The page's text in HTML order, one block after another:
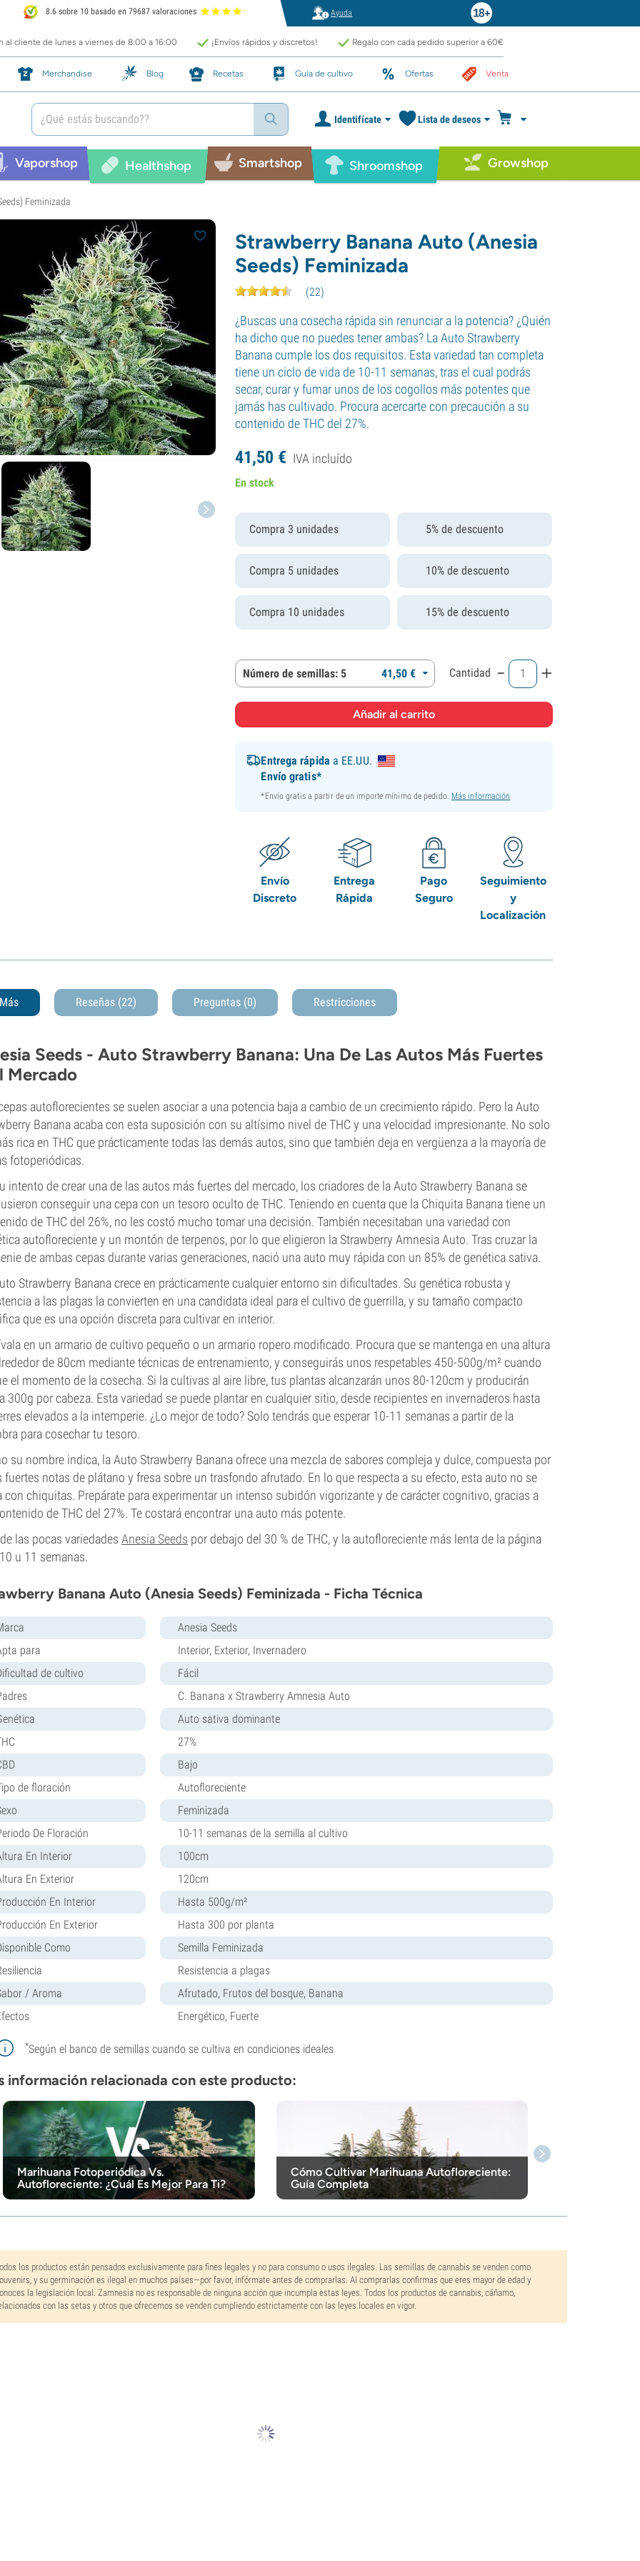
8.6 sobre 10 basado en 79687 valoraciones Ayuda
al cliente de lunes a viernes de 8:00 a 16:00 ¡Envíos rápidos y discretos! Regalo con cada pedido superior a 60€
Merchandise Blog Recetas Guía de cultivo Ofertas Venta
Identifícate Lista de deseos
Vaporshop Healthshop Smartshop Shroomshop Growshop
Feminizada
Strawberry Banana Auto (Anesia
Seeds) Feminizada
(22)
¿Buscas una cosecha rápida sin renunciar a la potencia? ¿Quién
ha dicho que no puedes tener ambas? La Auto Strawberry
Banana cumple los dos requisitos. Esta variedad tan completa
tiene un ciclo de vida de 10-11 semanas, tras el cual podrás
secar, curar y fumar unos de los cogollos más potentes que
jamás has cultivado. Procura acercarte con precaución a su
contenido de THC del 27%.
41,50 € IVA incluído
En stock
Compra 3 unidades 5% de descuento
Compra 5 unidades 10% de descuento
Compra 10 unidades 15% de descuento
Número de semillas: 5 41,50 € Cantidad - +
Entrega rápida a EE.UU.
Envío gratis*
*Envío gratis a partir de un importe mínimo de pedido. Más información
Envío
Discreto
Entrega
Rápida
Pago
Seguro
Seguimiento
y
Localización
Más Reseñas (22) Preguntas (0) Restricciones
Seeds - Auto Strawberry Banana: Una De Las Autos Más Fuertes
Mercado
autoflorecientes se suelen asociar a una potencia baja a cambio de un crecimiento rápido. Pero la Auto
Banana acaba con esta suposición con su altísimo nivel de THC y una velocidad impresionante. No solo
rica en THC que prácticamente todas las demás autos, sino que también deja en vergüenza a la mayoría de
fotoperiódicas.
intento de crear una de las autos más fuertes del mercado, los criadores de la Auto Strawberry Banana se
conseguir una cepa con un tesoro oculto de THC. Teniendo en cuenta que la Chiquita Banana tiene un
de THC del 26%, no les costó mucho tomar una decisión. También necesitaban una variedad con
autofloreciente y un montón de terpenos, por lo que eligieron la Strawberry Amnesia Auto. Tras cruzar la
de ambas cepas durante varias generaciones, nació una auto muy rápida con un 85% de genética sativa.
Strawberry Banana crece en prácticamente cualquier entorno sin dificultades. Su genética robusta y
a las plagas la convierten en una candidata ideal para el cultivo de guerrilla, y su tamaño compacto
que es una opción discreta para cultivar en interior.
en un armario de cultivo pequeño o un armario ropero modificado. Procura que se mantenga en una altura
de 80cm mediante técnicas de entrenamiento, y conseguirás unos respetables 450-500g/m² cuando
el momento de la cosecha. Si la cultivas al aire libre, tus plantas alcanzarán unos 80-120cm y producirán
300g por cabeza. Esta variedad se puede plantar en cualquier sitio, desde recipientes en invernaderos hasta
elevados a la intemperie. ¿Lo mejor de todo? Solo tendrás que esperar 10-11 semanas a partir de la
para cosechar tu tesoro.
su nombre indica, la Auto Strawberry Banana ofrece una mezcla de sabores compleja y dulce, compuesta por
fuertes notas de plátano y fresa sobre un trasfondo afrutado. En lo que respecta a su efecto, esta auto no se
con chiquitas. Prepárate para experimentar un intenso subidón vigorizante y de carácter cognitivo, gracias a
de THC del 27%. Te costará encontrar una auto más potente.
las pocas variedades Anesia Seeds por debajo del 30 % de THC, y la autofloreciente más lenta de la página
u 11 semanas.
Banana Auto (Anesia Seeds) Feminizada - Ficha Técnica
Anesia Seeds
para
Interior, Exterior, Invernadero
de cultivo
Fácil
C. Banana x Strawberry Amnesia Auto
Auto sativa dominante
27%
Bajo
de floración
Autofloreciente
Feminizada
De Floración
10-11 semanas de la semilla al cultivo
En Interior
100cm
En Exterior
120cm
En Interior
Hasta 500g/m²
En Exterior
Hasta 300 por planta
Como
Semilla Feminizada
Resistencia a plagas
/ Aroma
Afrutado, Frutos del bosque, Banana
Energético, Fuerte
*Según el banco de semillas cuando se cultiva en condiciones ideales
información relacionada con este producto:
Marihuana Fotoperiódica Vs.
Autofloreciente: ¿Cuál Es Mejor Para Ti?
Cómo Cultivar Marihuana Autofloreciente:
Guía Completa
los productos están pensados exclusivamente para fines legales y no para consumo o usos ilegales. Las semillas de cannabis se venden como
y su germinación es ilegal en muchos países—por favor, infórmate antes de comprarlas. Al comprarlas confirmas que eres mayor de edad y
la legislación local. Zamnesia no es responsable de ninguna acción que incumpla estas leyes. Todos los productos de cannabis, cáñamo,
con las setas y otros que ofrecemos se venden cumpliendo estrictamente con las leyes locales en vigor.